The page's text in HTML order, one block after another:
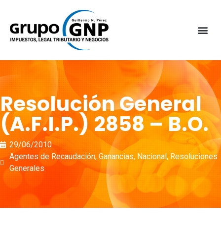
Resolución General
(A.F.I.P.) 2858 – B.O.
29/06/2010
Agentes de Recaudación, Ganancias, Nacional,Resoluciones
Generales